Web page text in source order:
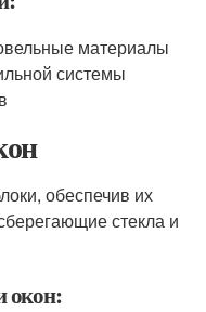
материалы
системы
обеспечив их
стекла и
окон: